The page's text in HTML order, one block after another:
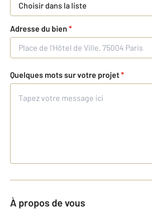
Choisir dans la liste
Adresse du bien *
Quelques mots sur votre projet*
À propos de vous